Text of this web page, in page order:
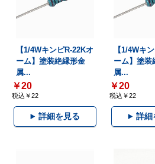
【1/4WキンピR-22Kオ
ーム】塗装絶縁形金
属...
￥20
税込￥22
詳細を見る
【1/4Wキ
ーム】塗装
属...
￥20
税込￥22
詳細